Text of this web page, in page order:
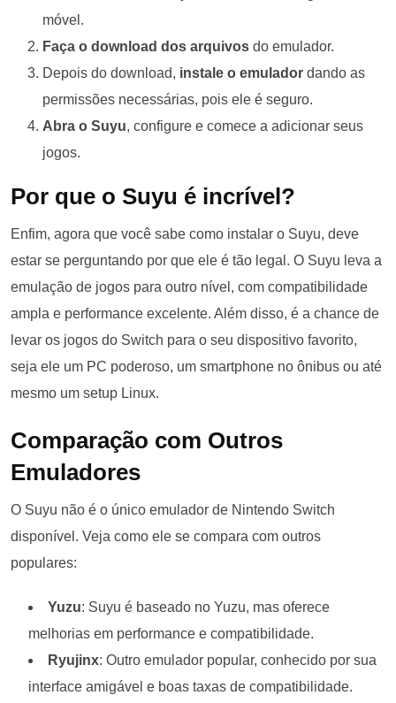
móvel.
Faça o download dos arquivos do emulador.
Depois do download, instale o emulador dando as
permissões necessárias, pois ele é seguro.
Abra o Suyu, configure e comece a adicionar seus
jogos.
Por que o Suyu é incrível?
Enfim, agora que você sabe como instalar o Suyu, deve
estar se perguntando por que ele é tão legal. O Suyu leva a
emulação de jogos para outro nível, com compatibilidade
ampla e performance excelente. Além disso, é a chance de
levar os jogos do Switch para o seu dispositivo favorito,
seja ele um PC poderoso, um smartphone no ônibus ou até
mesmo um setup Linux.
Comparação com Outros
Emuladores
O Suyu não é o único emulador de Nintendo Switch
disponível. Veja como ele se compara com outros
populares:
Yuzu: Suyu é baseado no Yuzu, mas oferece
melhorias em performance e compatibilidade.
Ryujinx: Outro emulador popular, conhecido por sua
interface amigável e boas taxas de compatibilidade.